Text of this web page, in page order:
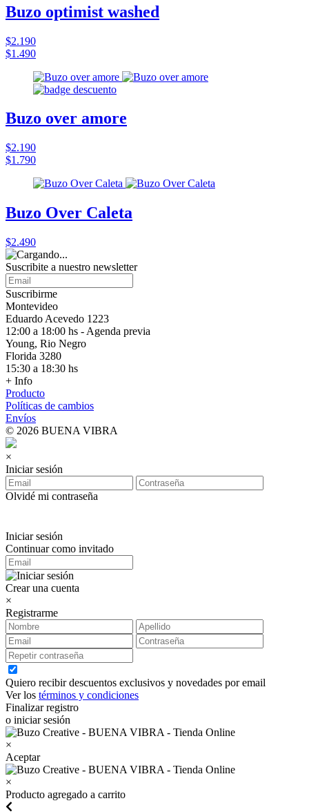
Buzo optimist washed
$2.190
$1.490
Buzo over amore
$2.190
$1.790
Buzo Over Caleta
$2.490
Suscribite a nuestro newsletter
Suscribirme
Montevideo
Eduardo Acevedo 1223
12:00 a 18:00 hs - Agenda previa
Young, Rio Negro
Florida 3280
15:30 a 18:30 hs
+ Info
Producto
Políticas de cambios
Envíos
© 2026 BUENA VIBRA
×
Iniciar sesión
Olvidé mi contraseña
Iniciar sesión
Continuar como invitado
Crear una cuenta
×
Registrarme
Quiero recibir descuentos exclusivos y novedades por email
Ver los términos y condiciones
Finalizar registro
o iniciar sesión
×
Aceptar
×
Producto agregado a carrito